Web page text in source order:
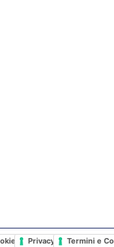
PolicyPrivacy PolicyTermini e